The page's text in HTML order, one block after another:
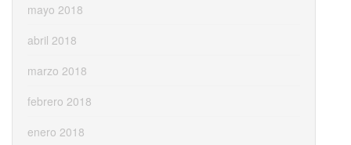
mayo 2018
abril 2018
marzo 2018
febrero 2018
enero 2018